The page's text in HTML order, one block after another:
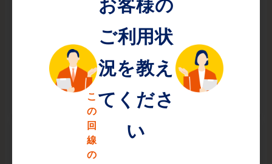
高画質動画も
快適に視聴できる！
高画質でムービー視聴可能！10ギガプランなら4K・8K